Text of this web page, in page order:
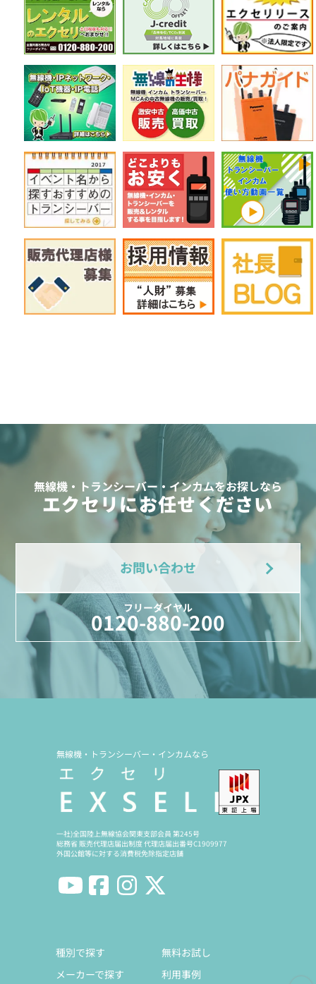
無線機・トランシーバー・インカムをお探しなら
エクセリにお任せください
お問い合わせ
フリーダイヤル
0120-880-200
無線機・トランシーバー・インカムなら
一社)全国陸上無線協会関東支部会員 第245号
総務省 販売代理店届出制度 代理店届出番号C1909977
外国公館等に対する消費税免除指定店舗
種別で探す
メーカーで探す
無料お試し
利用事例